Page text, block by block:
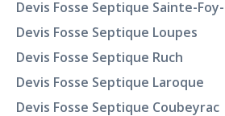
Devis Fosse Septique Sainte-
Devis Fosse Septique Loupes
Devis Fosse Septique Ruch
Devis Fosse Septique Laroque
Devis Fosse Septique Coubeyrac